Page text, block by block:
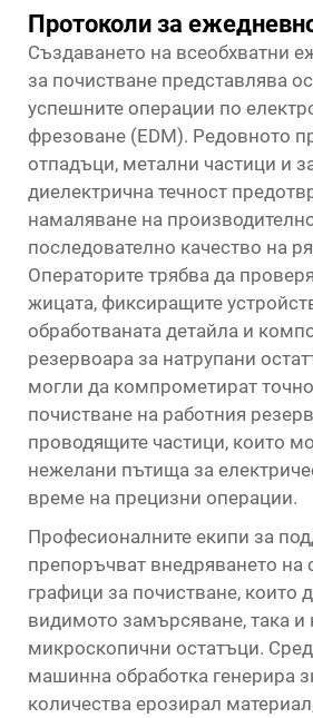
Протоколи за
Създаването на всеобхватни
за почистване представлява
успешните операции по
фрезоване (EDM). Редовното
отпадъци, метални частици и
диелектрична течност
намаляване на
последователно качество на
Операторите трябва да
жицата, фиксиращите
обработваната детайла и
резервоара за натрупани
могли да компрометират
почистване на работния
проводящите частици, които
нежелани пътища за
време на прецизни операции.
Професионалните екипи за
препоръчват внедряването на
графици за почистване, които
видимото замърсяване, така и
микроскопични остатъци.
машинна обработка генерира
количества ерозирал